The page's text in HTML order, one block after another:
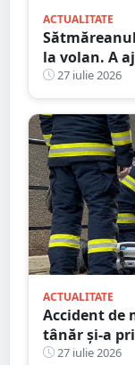
ACTUALITATE
la volan. A
27 iulie 2026
ACTUALITATE
Accident de
tânăr și-a
la spital
27 iulie 2026